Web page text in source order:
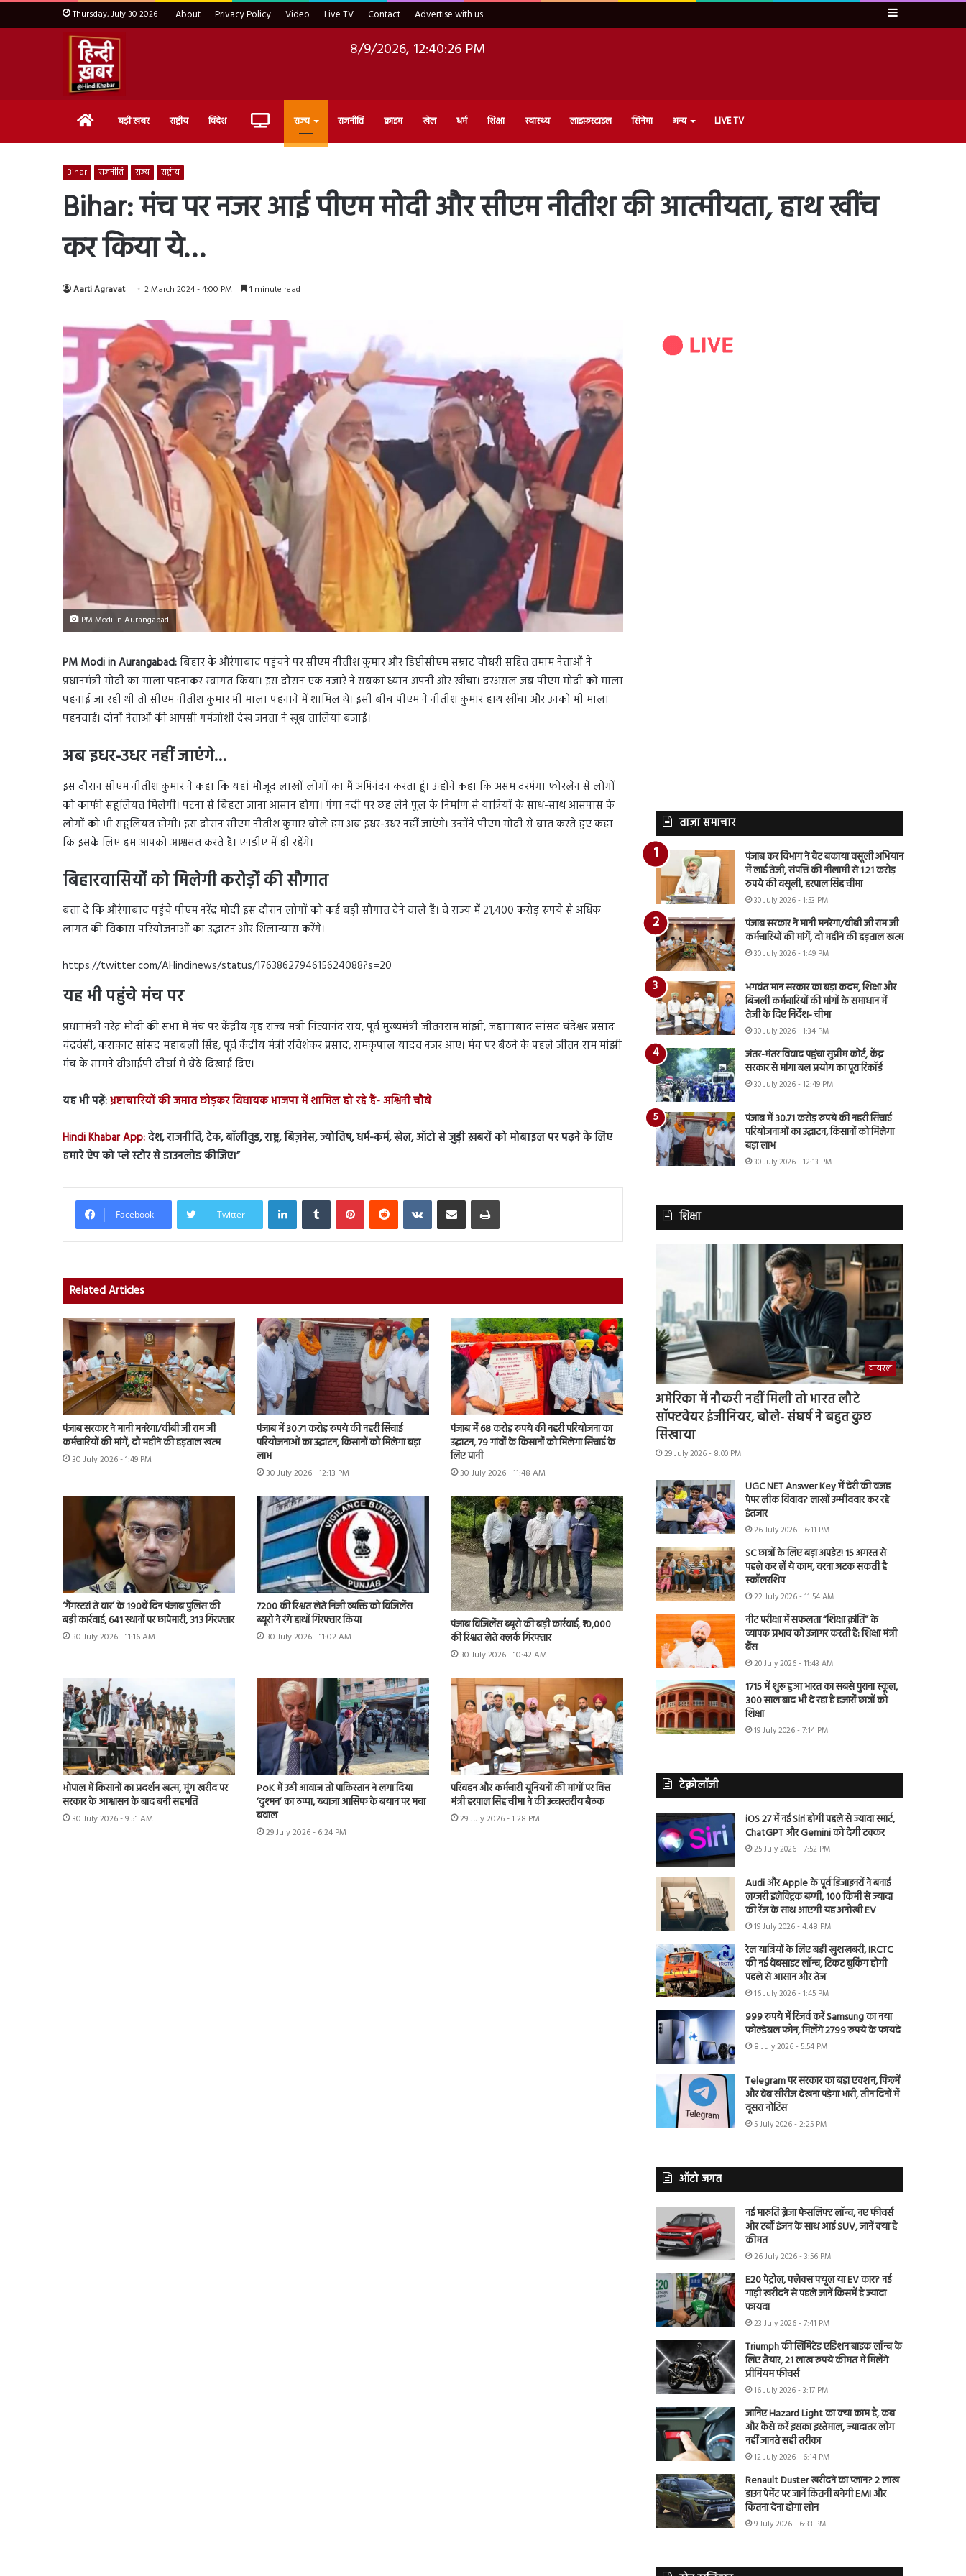
Thursday, July 30 2026 About Privacy Policy Video Live TV Contact Advertise with us Sidebar
8/9/2026, 12:40:27 PM
Home बड़ी ख़बर राष्ट्रीय विदेश Live राज्य राजनीति क्राइम खेल धर्म शिक्षा स्वास्थ्य लाइफ़स्टाइल सिनेमा अन्य LIVE TV
Bihar राजनीति राज्य राष्ट्रीय
Bihar: मंच पर नजर आई पीएम मोदी और सीएम नीतीश की आत्मीयता, हाथ खींच
कर किया ये…
Aarti Agravat 2 March 2024 - 4:00 PM 1 minute read
PM Modi in Aurangabad
PM Modi in Aurangabad:बिहार के औरंगाबाद पहुंचने पर सीएम नीतीश कुमार और डिप्टीसीएम सम्राट चौधरी सहित तमाम नेताओं ने
प्रधानमंत्री मोदी का माला पहनाकर स्वागत किया। इस दौरान एक नजारे ने सबका ध्यान अपनी ओर खींचा। दरअसल जब पीएम मोदी को माला
पहनाई जा रही थी तो सीएम नीतीश कुमार भी माला पहनाने में शामिल थे। इसी बीच पीएम ने नीतीश कुमार हाथ खींचा और उनको भी माला
पहनवाई। दोनों नेताओं की आपसी गर्मजोशी देख जनता ने खूब तालियां बजाईं।
अब इधर-उधर नहीं जाएंगे…
इस दौरान सीएम नीतीश कुमार ने कहा कि यहां मौजूद लाखों लोगों का मैं अभिनंदन करता हूं। उन्होंने कहा कि असम दरभंगा फोरलेन से लोगों
को काफी सहूलियत मिलेगी। पटना से बिहटा जाना आसान होगा। गंगा नदी पर छह लेने पुल के निर्माण से यात्रियों के साथ-साथ आसपास के
लोगों को भी सहूलियत होगी। इस दौरान सीएम नीतीश कुमार बोले हम अब इधर-उधर नहीं जाएंगे। उन्होंने पीएम मोदी से बात करते हुए कहा
कि इसके लिए हम आपको आश्वसत करते हैं। एनडीए में ही रहेंगे।
बिहारवासियों को मिलेगी करोड़ों की सौगात
बता दें कि औरंगाबाद पहुंचे पीएम नरेंद्र मोदी इस दौरान लोगों को कई बड़ी सौगात देने वाले हैं। वे राज्य में 21,400 करोड़ रुपये से अधिक
लागत की विकास परियोजनाओं का उद्घाटन और शिलान्यास करेंगे।
https://twitter.com/AHindinews/status/1763862794615624088?s=20
यह भी पहुंचे मंच पर
प्रधानमंत्री नरेंद्र मोदी की सभा में मंच पर केंद्रीय गृह राज्य मंत्री नित्यानंद राय, पूर्व मुख्यमंत्री जीतनराम मांझी, जहानाबाद सांसद चंदेश्वर प्रसाद
चंद्रवंसी, कराकाट सांसद महाबली सिंह, पूर्व केंद्रीय मंत्री रविशंकर प्रसाद, रामकृपाल यादव नजर आए। मंच पर बैठने के पहले जीतन राम मांझी
मंच के सामने वीआईपी दीर्घा में बैठे दिखाई दिए।
यह भी पढ़ें:भ्रष्टाचारियों की जमात छोड़कर विधायक भाजपा में शामिल हो रहे हैं- अश्विनी चौबे
Hindi Khabar App:देश, राजनीति, टेक, बॉलीवुड, राष्ट्र, बिज़नेस, ज्योतिष, धर्म-कर्म, खेल, ऑटो से जुड़ी ख़बरों को मोबाइल पर पढ़ने के लिए
हमारे ऐप को प्ले स्टोर से डाउनलोड कीजिए।”
Facebook Twitter
LinkedInTumblr PinterestReddit VKontakteShare via Email Print
Related Articles
पंजाब सरकार ने मानी मनरेगा/वीबी जी राम जी
कर्मचारियों की मांगें, दो महीने की हड़ताल खत्म
30 July 2026 - 1:49 PM
पंजाब में 30.71 करोड़ रुपये की नहरी सिंचाई
परियोजनाओं का उद्घाटन, किसानों को मिलेगा बड़ा
लाभ
30 July 2026 - 12:13 PM
पंजाब में 68 करोड़ रुपये की नहरी परियोजना का
उद्घाटन, 79 गांवों के किसानों को मिलेगा सिंचाई के
लिए पानी
30 July 2026 - 11:48 AM
‘गैंगस्टरां ते वार’ के 190वें दिन पंजाब पुलिस की
बड़ी कार्रवाई, 641 स्थानों पर छापेमारी, 313 गिरफ्तार
30 July 2026 - 11:16 AM
7200 की रिश्वत लेते निजी व्यक्ति को विजिलेंस
ब्यूरो ने रंगे हाथों गिरफ्तार किया
30 July 2026 - 11:02 AM
पंजाब विजिलेंस ब्यूरो की बड़ी कार्रवाई, ₹10,000
की रिश्वत लेते क्लर्क गिरफ्तार
30 July 2026 - 10:42 AM
भोपाल में किसानों का प्रदर्शन खत्म, मूंग खरीद पर
सरकार के आश्वासन के बाद बनी सहमति
30 July 2026 - 9:51 AM
PoK में उठी आवाज तो पाकिस्तान ने लगा दिया
‘दुश्मन’ का ठप्पा, ख्वाजा आसिफ के बयान पर मचा
बवाल
29 July 2026 - 6:24 PM
परिवहन और कर्मचारी यूनियनों की मांगों पर वित्त
मंत्री हरपाल सिंह चीमा ने की उच्चस्तरीय बैठक
29 July 2026 - 1:28 PM
ताज़ा समाचार
पंजाब कर विभाग ने वैट बकाया वसूली अभियान
में लाई तेजी, संपत्ति की नीलामी से 1.21 करोड़
रुपये की वसूली, हरपाल सिंह चीमा
30 July 2026 - 1:53 PM
पंजाब सरकार ने मानी मनरेगा/वीबी जी राम जी
कर्मचारियों की मांगें, दो महीने की हड़ताल खत्म
30 July 2026 - 1:49 PM
भगवंत मान सरकार का बड़ा कदम, शिक्षा और
बिजली कर्मचारियों की मांगों के समाधान में
तेजी के दिए निर्देश- चीमा
30 July 2026 - 1:34 PM
जंतर-मंतर विवाद पहुंचा सुप्रीम कोर्ट, केंद्र
सरकार से मांगा बल प्रयोग का पूरा रिकॉर्ड
30 July 2026 - 12:49 PM
पंजाब में 30.71 करोड़ रुपये की नहरी सिंचाई
परियोजनाओं का उद्घाटन, किसानों को मिलेगा
बड़ा लाभ
30 July 2026 - 12:13 PM
शिक्षा
वायरल
अमेरिका में नौकरी नहीं मिली तो भारत लौटे
सॉफ्टवेयर इंजीनियर, बोले- संघर्ष ने बहुत कुछ
सिखाया
29 July 2026 - 8:00 PM
UGC NET Answer Key में देरी की वजह
पेपर लीक विवाद? लाखों उम्मीदवार कर रहे
इंतजार
26 July 2026 - 6:11 PM
SC छात्रों के लिए बड़ा अपडेट! 15 अगस्त से
पहले कर लें ये काम, वरना अटक सकती है
स्कॉलरशिप
22 July 2026 - 11:54 AM
नीट परीक्षा में सफलता “शिक्षा क्रांति” के
व्यापक प्रभाव को उजागर करती है: शिक्षा मंत्री
बैंस
20 July 2026 - 11:43 AM
1715 में शुरू हुआ भारत का सबसे पुराना स्कूल,
300 साल बाद भी दे रहा है हजारों छात्रों को
शिक्षा
19 July 2026 - 7:14 PM
टेक्नोलॉजी
iOS 27 में नई Siri होगी पहले से ज्यादा स्मार्ट,
ChatGPT और Gemini को देगी टक्कर
25 July 2026 - 7:52 PM
Audi और Apple के पूर्व डिजाइनरों ने बनाई
लग्जरी इलेक्ट्रिक बग्गी, 100 किमी से ज्यादा
की रेंज के साथ आएगी यह अनोखी EV
19 July 2026 - 4:48 PM
रेल यात्रियों के लिए बड़ी खुशखबरी, IRCTC
की नई वेबसाइट लॉन्च, टिकट बुकिंग होगी
पहले से आसान और तेज
16 July 2026 - 1:45 PM
999 रुपये में रिजर्व करें Samsung का नया
फोल्डेबल फोन, मिलेंगे 2799 रुपये के फायदे
8 July 2026 - 5:54 PM
Telegram पर सरकार का बड़ा एक्शन, फिल्में
और वेब सीरीज देखना पड़ेगा भारी, तीन दिनों में
दूसरा नोटिस
5 July 2026 - 2:25 PM
ऑटो जगत
नई मारुति ब्रेजा फेसलिफ्ट लॉन्च, नए फीचर्स
और टर्बो इंजन के साथ आई SUV, जानें क्या है
कीमत
26 July 2026 - 3:56 PM
E20 पेट्रोल, फ्लेक्स फ्यूल या EV कार? नई
गाड़ी खरीदने से पहले जानें किसमें है ज्यादा
फायदा
23 July 2026 - 7:41 PM
Triumph की लिमिटेड एडिशन बाइक लॉन्च के
लिए तैयार, 21 लाख रुपये कीमत में मिलेंगे
प्रीमियम फीचर्स
16 July 2026 - 3:17 PM
जानिए Hazard Light का क्या काम है, कब
और कैसे करें इसका इस्तेमाल, ज्यादातर लोग
नहीं जानते सही तरीका
12 July 2026 - 6:14 PM
Renault Duster खरीदने का प्लान? 2 लाख
डाउन पेमेंट पर जानें कितनी बनेगी EMI और
कितना देना होगा लोन
9 July 2026 - 6:33 PM